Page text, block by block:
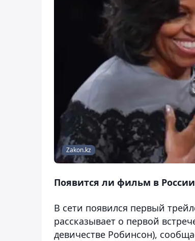
Zakon.kz
Появится ли фильм в
В сети появился первый
рассказывает о первой
девичестве Робинсон),